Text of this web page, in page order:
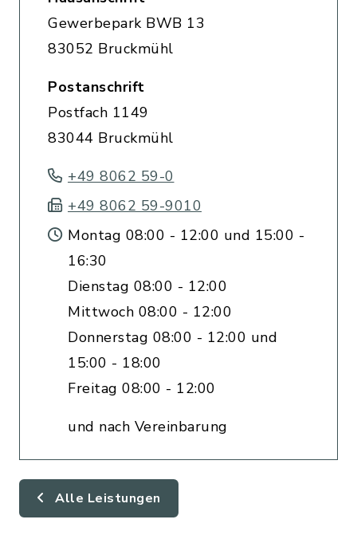
Gewerbepark BWB 13
83052 Bruckmühl
Postanschrift
Postfach 1149
83044 Bruckmühl
+49 8062 59-0
+49 8062 59-9010
Montag 08:00 - 12:00 und 15:00 -
16:30
Dienstag 08:00 - 12:00
Mittwoch 08:00 - 12:00
Donnerstag 08:00 - 12:00 und
15:00 - 18:00
Freitag 08:00 - 12:00
und nach Vereinbarung
Alle Leistungen